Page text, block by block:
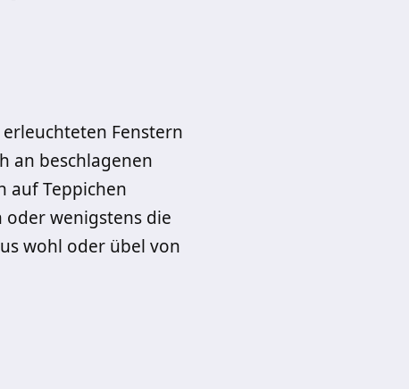
Fenstern
an beschlagenen
auf Teppichen
wenigstens die
wohl oder übel von